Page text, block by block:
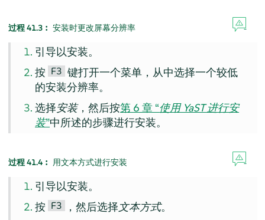
过程 41.3︰ 安装时更改屏幕分辨率
引导以安装。
按 F3 键打开一个菜单，从中选择一个较低
的安装分辨率。
选择安装，然后按第 6 章 “使用 YaST 进行安
装”中所述的步骤进行安装。
过程 41.4︰ 用文本方式进行安装
引导以安装。
按 F3 ，然后选择文本方式。